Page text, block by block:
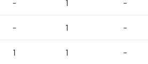
– 1 –
– 1 –
1 1 –